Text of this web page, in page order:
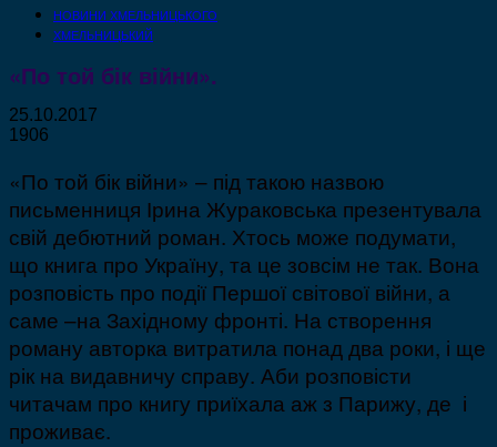
НОВИНИ ХМЕЛЬНИЦЬКОГО
ХМЕЛЬНИЦЬКИЙ
«По той бік війни».
25.10.2017
1906
«По той бік війни» – під такою назвою
письменниця Ірина Жураковська презентувала
свій дебютний роман. Хтось може подумати,
що книга про Україну, та це зовсім не так. Вона
розповість про події Першої світової війни, а
саме –на Західному фронті. На створення
роману авторка витратила понад два роки, і ще
рік на видавничу справу. Аби розповісти
читачам про книгу приїхала аж з Парижу, де і
проживає.